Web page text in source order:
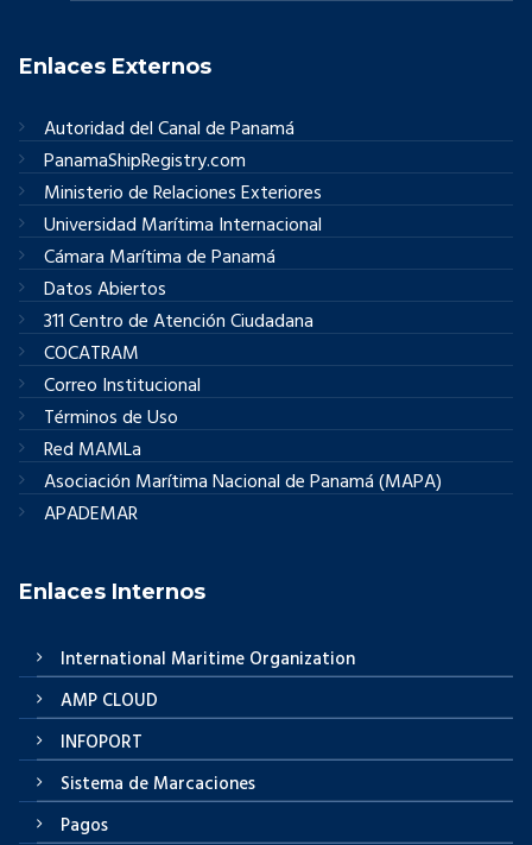
Enlaces Externos
Autoridad del Canal de Panamá
PanamaShipRegistry.com
Ministerio de Relaciones Exteriores
Universidad Marítima Internacional
Cámara Marítima de Panamá
Datos Abiertos
311 Centro de Atención Ciudadana
COCATRAM
Correo Institucional
Términos de Uso
Red MAMLa
Asociación Marítima Nacional de Panamá (MAPA)
APADEMAR
Enlaces Internos
International Maritime Organization
AMP CLOUD
INFOPORT
Sistema de Marcaciones
Pagos